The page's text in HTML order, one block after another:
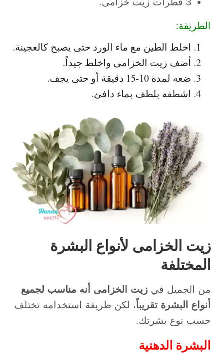
الطريقة:
اخلط الطين مع ماء الورد حتى يصبح كالعجينة.
أضف زيت الخزامى واخلط جيداً.
ضعه لمدة 10-15 دقيقة أو حتى يجف.
اشطفه بلطف بماء دافئ.
زيت الخزامى لأنواع البشرة
المختلفة
من الجميل في زيت الخزامى أنه مناسب لجميع
أنواع البشرة تقريباً، لكن طريقة استخدامه تختلف
حسب نوع بشرتك.
البشرة الدهنية